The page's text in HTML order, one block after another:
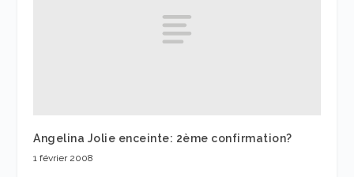
Angelina Jolie enceinte: 2ème confirmation?
1 février 2008